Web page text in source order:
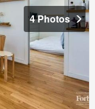
4 Photos